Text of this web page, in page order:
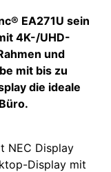
EA271U sein
4K-/UHD-
und
mit bis zu
die ideale
NEC Display
Display mit